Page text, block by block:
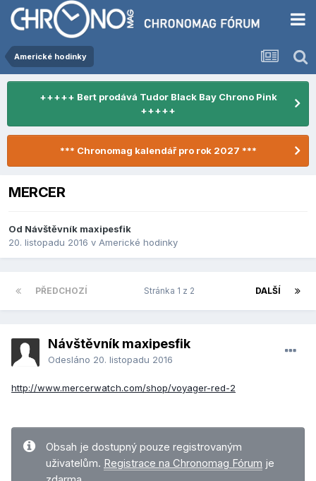
Americké hodinky
+++++ Bert prodává Tudor Black Bay Chrono Pink
+++++
*** Chronomag kalendář pro rok 2027 ***
MERCER
Od Návštěvník maxipesfik
20. listopadu 2016 v Americké hodinky
PŘEDCHOZÍ DALŠÍ
Stránka 1 z 2
Návštěvník maxipesfik
Odesláno 20. listopadu 2016
http://www.mercerwatch.com/shop/voyager-red-2
Obsah je dostupný pouze registrovaným
uživatelům. Registrace na Chronomag Fórum je